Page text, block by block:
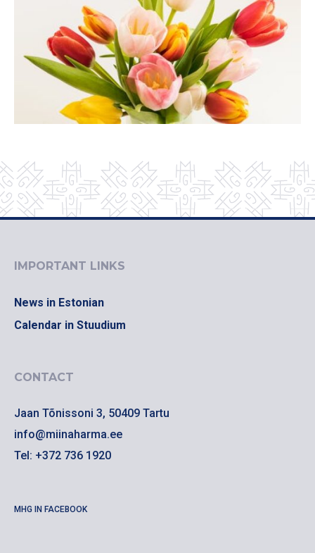
IMPORTANT LINKS
News in Estonian
Calendar in Stuudium
CONTACT
Jaan Tõnissoni 3, 50409 Tartu
info@miinaharma.ee
Tel: +372 736 1920
MHG IN FACEBOOK